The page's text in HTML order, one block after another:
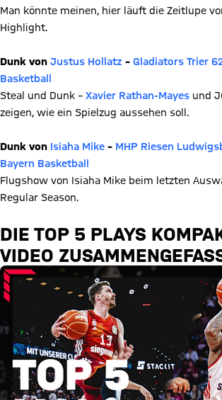
Man könnte meinen, hier läuft die Zeitlupe
Highlight.
Dunk von Justus Hollatz – Gladiators Trier
Basketball
Steal und Dunk – Xavier Rathan-Mayes und
zeigen, wie ein Spielzug aussehen soll.
Dunk von Isiaha Mike – MHP Riesen
Bayern Basketball
Flugshow von Isiaha Mike beim letzten
Regular Season.
DIE TOP 5 PLAYS
VIDEO